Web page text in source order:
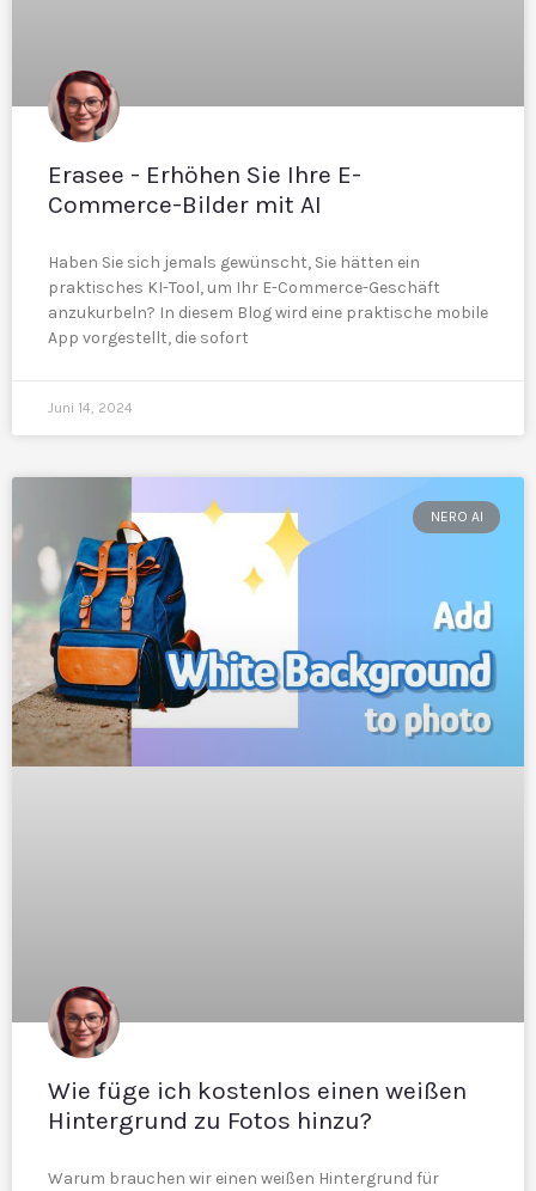
Erasee - Erhöhen Sie Ihre E-
Commerce-Bilder mit AI
Haben Sie sich jemals gewünscht, Sie hätten ein
praktisches KI-Tool, um Ihr E-Commerce-Geschäft
anzukurbeln? In diesem Blog wird eine praktische mobile
App vorgestellt, die sofort
Juni 14, 2024
NERO AI
Wie füge ich kostenlos einen weißen
Hintergrund zu Fotos hinzu?
Warum brauchen wir einen weißen Hintergrund für